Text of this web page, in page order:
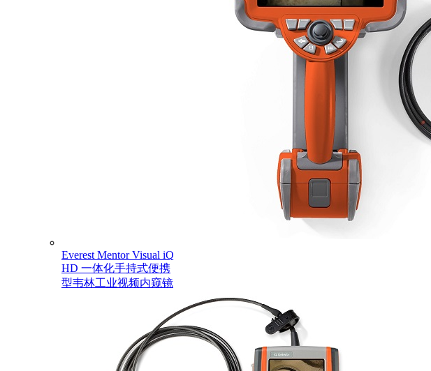
Everest Mentor Visual iQ
HD 一体化手持式便携
型韦林工业视频内窥镜